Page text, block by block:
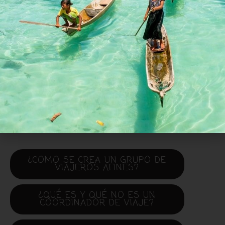
¿COMO SE CREA UN GRUPO DE
VIAJEROS AFINES?
¿QUÉ ES Y QUÉ NO ES UN
COORDINADOR DE VIAJE?
conocimie
ntos para
que
aproveche
s tu viaje
al
máximo.